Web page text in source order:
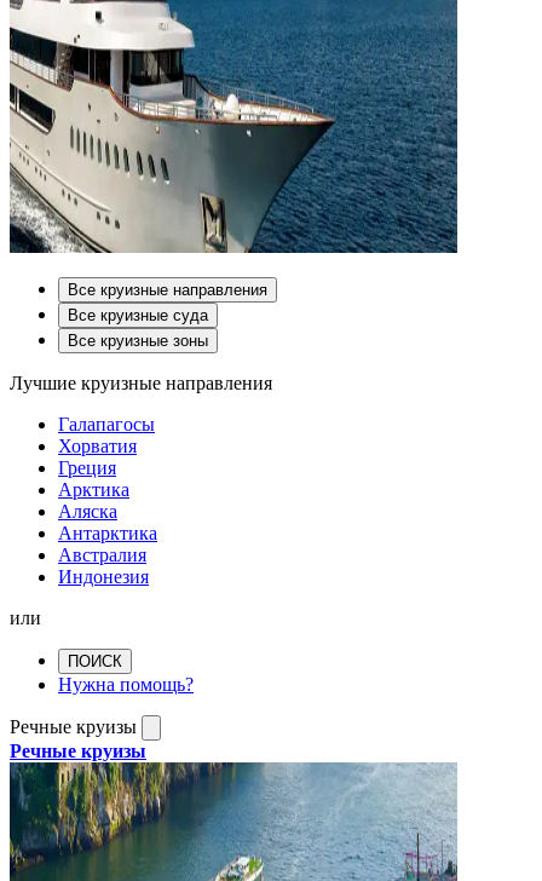
Все круизные направления
Все круизные суда
Все круизные зоны
Лучшие круизные направления
Галапагосы
Хорватия
Греция
Арктика
Аляска
Антарктика
Австралия
Индонезия
или
ПОИСК
Нужна помощь?
Речные круизы
Речные круизы